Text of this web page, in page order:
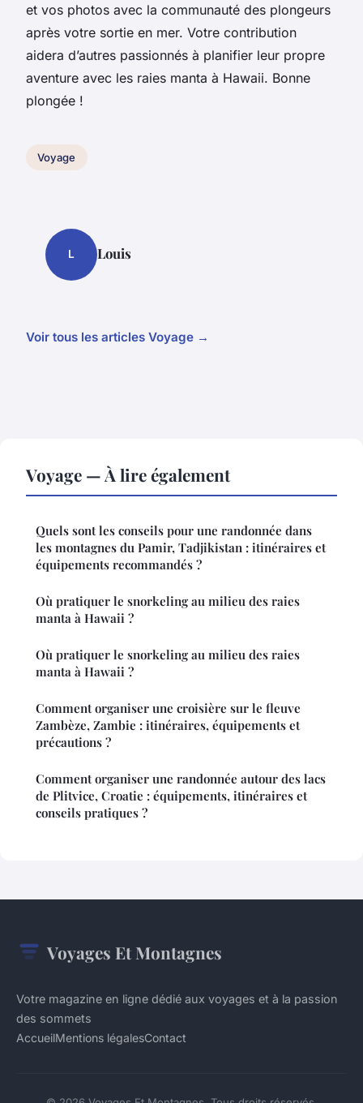
et vos photos avec la communauté des plongeurs
après votre sortie en mer. Votre contribution
aidera d’autres passionnés à planifier leur propre
aventure avec les raies manta à Hawaii. Bonne
plongée !
Voyage
L Louis
Voir tous les articles Voyage →
Voyage — À lire également
Quels sont les conseils pour une randonnée dans
les montagnes du Pamir, Tadjikistan : itinéraires et
équipements recommandés ?
Où pratiquer le snorkeling au milieu des raies
manta à Hawaii ?
Où pratiquer le snorkeling au milieu des raies
manta à Hawaii ?
Comment organiser une croisière sur le fleuve
Zambèze, Zambie : itinéraires, équipements et
précautions ?
Comment organiser une randonnée autour des lacs
de Plitvice, Croatie : équipements, itinéraires et
conseils pratiques ?
Voyages Et Montagnes
Votre magazine en ligne dédié aux voyages et à la passion
des sommets
AccueilMentions légalesContact